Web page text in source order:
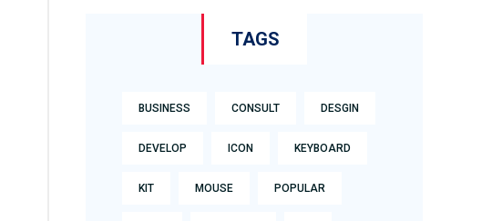
TAGS
BUSINESS CONSULT DESGIN
DEVELOP ICON KEYBOARD
KIT MOUSE POPULAR